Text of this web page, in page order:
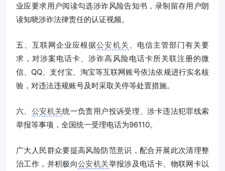
业应要求用户阅读勾选涉诈风险告知书，录制留存用户朗
读知晓涉诈法律责任的认证视频。
五、互联网企业应根据公安机关 、电信主管部门有关要
求，对涉案电话卡、涉诈高风险电话卡所关联注册的微
信、QQ、支付宝、淘宝等互联网账号依法依规进行实名核
验，对违法违规账号及时采取关停等处置措施。
六、 公安机关统一负责用户投诉受理、涉卡违法犯罪线索
举报等事项，全国统一受理电话为96110。
广大人民群众要提高风险防范意识，配合开展此次清理整
治工作，并积极向公安机关举报涉及电话卡、物联网卡以